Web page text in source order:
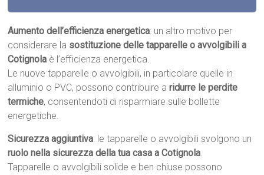
Aumento dell’efficienza energetica: un altro motivo per
considerare la sostituzione delle tapparelle o avvolgibili a
Cotignola è l’efficienza energetica.
Le nuove tapparelle o avvolgibili, in particolare quelle in
alluminio o PVC, possono contribuire aridurre le perdite
termiche, consentendoti di risparmiare sulle bollette
energetiche.
Sicurezza aggiuntiva: le tapparelle o avvolgibili svolgono un
ruolo nella sicurezza della tua casa a Cotignola.
Tapparelle o avvolgibili solide e ben chiuse possono